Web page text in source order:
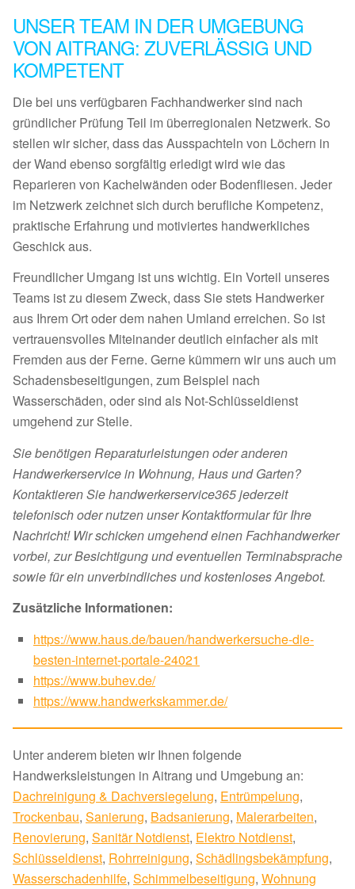
UNSER TEAM IN DER UMGEBUNG
VON AITRANG: ZUVERLÄSSIG UND
KOMPETENT
Die bei uns verfügbaren Fachhandwerker sind nach
gründlicher Prüfung Teil im überregionalen Netzwerk. So
stellen wir sicher, dass das Ausspachteln von Löchern in
der Wand ebenso sorgfältig erledigt wird wie das
Reparieren von Kachelwänden oder Bodenfliesen. Jeder
im Netzwerk zeichnet sich durch berufliche Kompetenz,
praktische Erfahrung und motiviertes handwerkliches
Geschick aus.
Freundlicher Umgang ist uns wichtig. Ein Vorteil unseres
Teams ist zu diesem Zweck, dass Sie stets Handwerker
aus Ihrem Ort oder dem nahen Umland erreichen. So ist
vertrauensvolles Miteinander deutlich einfacher als mit
Fremden aus der Ferne. Gerne kümmern wir uns auch um
Schadensbeseitigungen, zum Beispiel nach
Wasserschäden, oder sind als Not-Schlüsseldienst
umgehend zur Stelle.
Sie benötigen Reparaturleistungen oder anderen
Handwerkerservice in Wohnung, Haus und Garten?
Kontaktieren Sie handwerkerservice365 jederzeit
telefonisch oder nutzen unser Kontaktformular für Ihre
Nachricht! Wir schicken umgehend einen Fachhandwerker
vorbei, zur Besichtigung und eventuellen Terminabsprache
sowie für ein unverbindliches und kostenloses Angebot.
Zusätzliche Informationen:
https://www.haus.de/bauen/handwerkersuche-die-
besten-internet-portale-24021
https://www.buhev.de/
https://www.handwerkskammer.de/
Unter anderem bieten wir Ihnen folgende
Handwerksleistungen in Aitrang und Umgebung an:
Dachreinigung & Dachversiegelung, Entrümpelung,
Trockenbau, Sanierung, Badsanierung, Malerarbeiten,
Renovierung, Sanitär Notdienst, Elektro Notdienst,
Schlüsseldienst, Rohrreinigung, Schädlingsbekämpfung,
Wasserschadenhilfe, Schimmelbeseitigung, Wohnung